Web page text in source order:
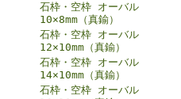
石枠・空枠 オーバル
10×8mm（真鍮）
石枠・空枠 オーバル
12×10mm（真鍮）
石枠・空枠 オーバル
14×10mm（真鍮）
石枠・空枠 オーバル